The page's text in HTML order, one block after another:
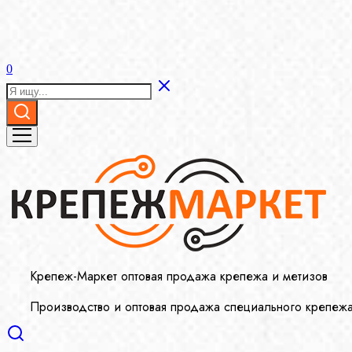
0
Крепеж-Маркет оптовая продажа крепежа и метизов
Производство и оптовая продажа специального